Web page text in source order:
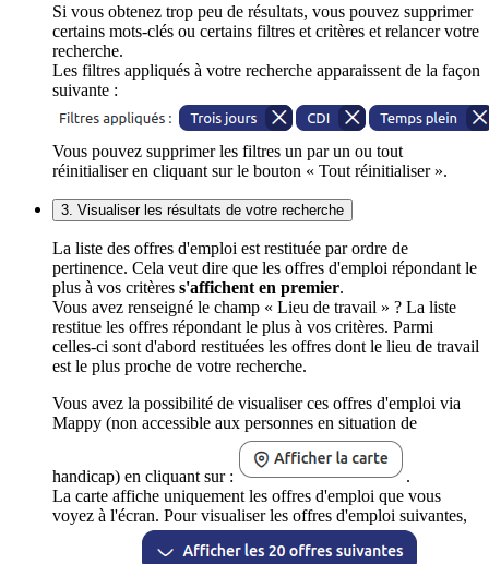
Si vous obtenez trop peu de résultats, vous pouvez supprimer
certains mots-clés ou certains filtres et critères et relancer votre
recherche.
Les filtres appliqués à votre recherche apparaissent de la façon
suivante :
Vous pouvez supprimer les filtres un par un ou tout
réinitialiser en cliquant sur le bouton « Tout réinitialiser ».
3. Visualiser les résultats de votre recherche
La liste des offres d'emploi est restituée par ordre de
pertinence. Cela veut dire que les offres d'emploi répondant le
plus à vos critères s'affichent en premier.
Vous avez renseigné le champ « Lieu de travail » ? La liste
restitue les offres répondant le plus à vos critères. Parmi
celles-ci sont d'abord restituées les offres dont le lieu de travail
est le plus proche de votre recherche.
Vous avez la possibilité de visualiser ces offres d'emploi via
Mappy (non accessible aux personnes en situation de
handicap) en cliquant sur :
.
La carte affiche uniquement les offres d'emploi que vous
voyez à l'écran. Pour visualiser les offres d'emploi suivantes,